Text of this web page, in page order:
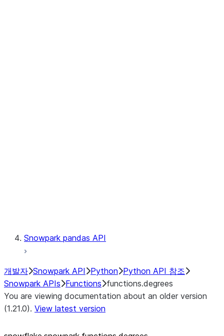
Snowpark pandas API
개발자 Snowpark API Python Python API 참조
Snowpark APIs Functions functions.degrees
You are viewing documentation about an older version
(1.21.0). View latest version